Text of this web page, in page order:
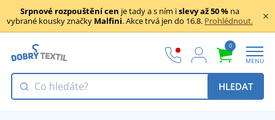
Srpnové rozpouštění cen je tady a s ním islevy až 50 % na
vybrané kousky značky Malfini. Akce trvá jen do 16.8. Prohlédnout.
0
MENU
HLEDAT